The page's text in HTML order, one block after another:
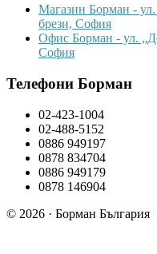
Магазин Борман -
брези, София
Офис Борман - ул.
София
Телефони Борман
02-423-1004
02-488-5152
0886 949197
0878 834704
0886 949179
0878 146904
© 2026 · Борман България